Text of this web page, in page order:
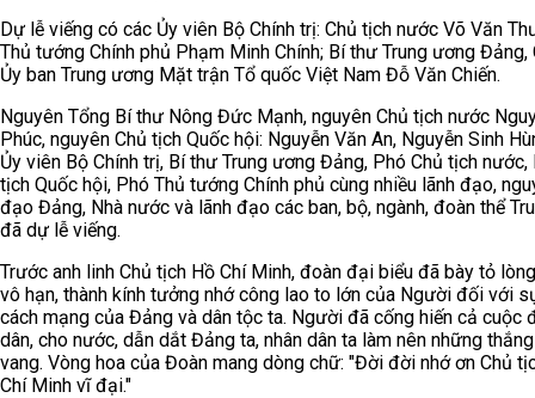
Dự lễ viếng có các Ủy viên Bộ Chính trị: Chủ tịch nước Võ Văn
Thủ tướng Chính phủ Phạm Minh Chính; Bí thư Trung ương Đảng,
Ủy ban Trung ương Mặt trận Tổ quốc Việt Nam Đỗ Văn Chiến.
Nguyên Tổng Bí thư Nông Đức Mạnh, nguyên Chủ tịch nước
Phúc, nguyên Chủ tịch Quốc hội: Nguyễn Văn An, Nguyễn Sinh
Ủy viên Bộ Chính trị, Bí thư Trung ương Đảng, Phó Chủ tịch nước,
tịch Quốc hội, Phó Thủ tướng Chính phủ cùng nhiều lãnh đạo,
đạo Đảng, Nhà nước và lãnh đạo các ban, bộ, ngành, đoàn thể
đã dự lễ viếng.
Trước anh linh Chủ tịch Hồ Chí Minh, đoàn đại biểu đã bày tỏ
vô hạn, thành kính tưởng nhớ công lao to lớn của Người đối với
cách mạng của Đảng và dân tộc ta. Người đã cống hiến cả cuộc
dân, cho nước, dẫn dắt Đảng ta, nhân dân ta làm nên những
vang. Vòng hoa của Đoàn mang dòng chữ: "Đời đời nhớ ơn Chủ
Chí Minh vĩ đại."